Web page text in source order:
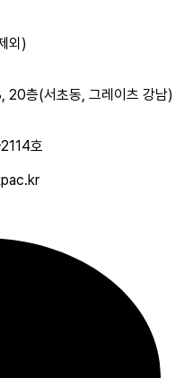
외)
20층(서초동, 그레이츠 강남)
호